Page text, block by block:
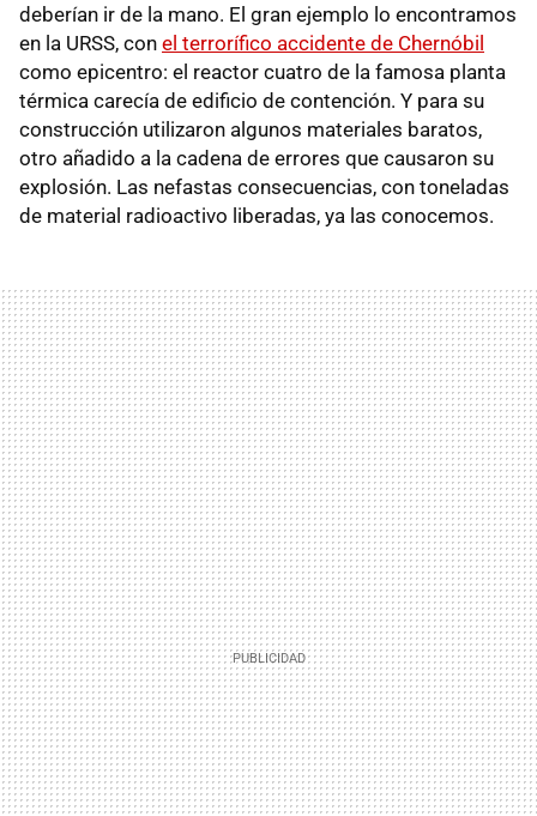
deberían ir de la mano. El gran ejemplo lo encontramos
en la URSS, con el terrorífico accidente de Chernóbil
como epicentro: el reactor cuatro de la famosa planta
térmica carecía de edificio de contención. Y para su
construcción utilizaron algunos materiales baratos,
otro añadido a la cadena de errores que causaron su
explosión. Las nefastas consecuencias, con toneladas
de material radioactivo liberadas, ya las conocemos.